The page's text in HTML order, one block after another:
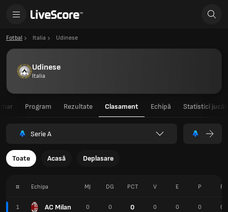
Fotbal Italia Udinese
Udinese
Italia
Program Rezultate Clasament Echipă Statistici
Serie A
Toate Acasă Deplasare
# Echipa
1 AC Milan
MJ DG PCT V E P P
0 0 0 0 0 0 0